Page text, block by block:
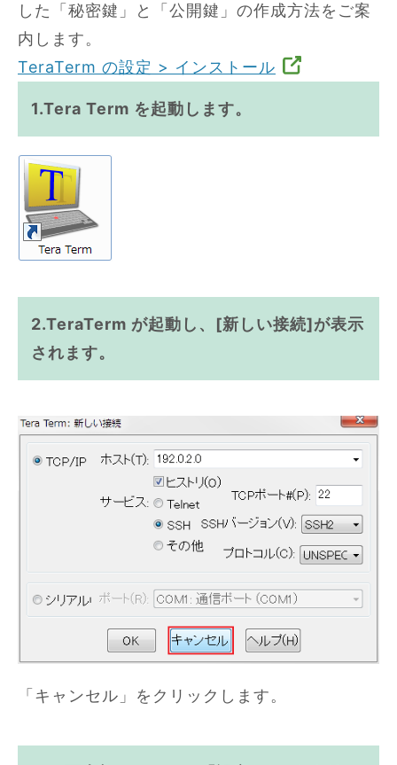
した「秘密鍵」と「公開鍵」の作成方法をご案
内します。
TeraTerm の設定 > インストール
1.Tera Term を起動します。
2.TeraTerm が起動し、[新しい接続]が表示
されます。
「キャンセル」をクリックします。